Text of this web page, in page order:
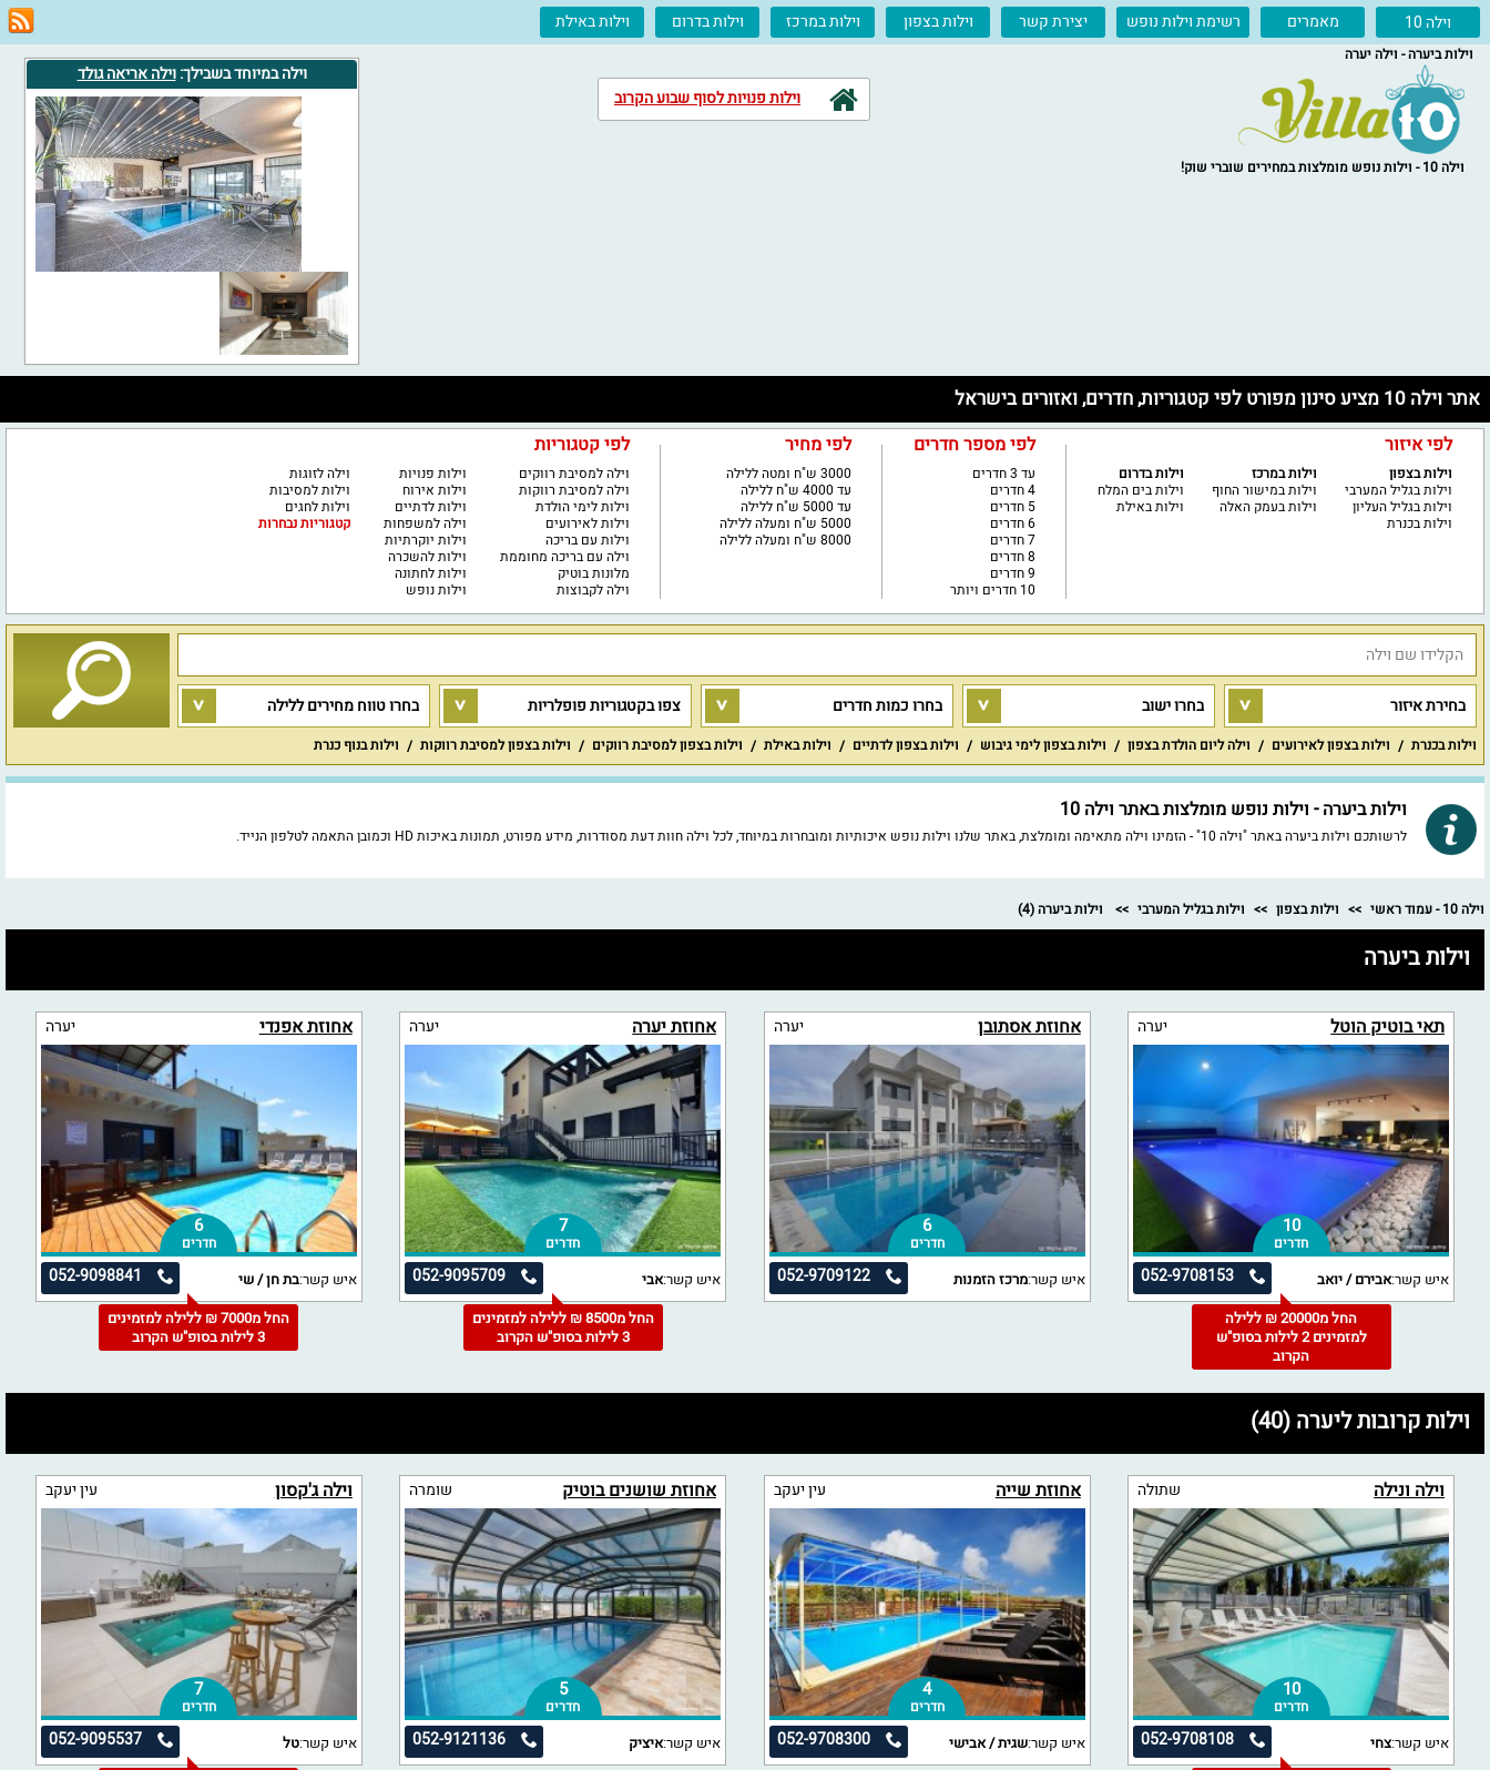
וילה 10 מאמרים רשימת וילות נופש יצירת קשר וילות בצפון וילות במרכז וילות בדרום וילות באילת
וילות ביערה - וילה יערה
וילות פנויות לסוף שבוע הקרוב
וילה במיוחד בשבילך:וילה אריאה גולד
וילה 10 - וילות נופש מומלצות במחירים שוברי שוק!
אתר וילה 10 מציע סינון מפורט לפי קטגוריות, חדרים, ואזורים בישראל
לפי איזור
וילות בצפון
וילות בגליל המערבי
וילות בגליל העליון
וילות בכנרת
וילות במרכז
וילות במישור החוף
וילות בעמק האלה
וילות בדרום
וילות בים המלח
וילות באילת
לפי מספר חדרים
עד 3 חדרים
4 חדרים
5 חדרים
6 חדרים
7 חדרים
8 חדרים
9 חדרים
10 חדרים ויותר
לפי מחיר
3000 ש"ח ומטה ללילה
עד 4000 ש"ח ללילה
עד 5000 ש"ח ללילה
5000 ש"ח ומעלה ללילה
8000 ש"ח ומעלה ללילה
לפי קטגוריות
וילה למסיבת רווקים
וילה למסיבת רווקות
וילות לימי הולדת
וילות לאירועים
וילות עם בריכה
וילה עם בריכה מחוממת
מלונות בוטיק
וילה לקבוצות
וילות פנויות
וילות אירוח
וילות לדתיים
וילה למשפחות
וילות יוקרתיות
וילות להשכרה
וילות לחתונה
וילות נופש
וילה לזוגות
וילות למסיבות
וילות לחגים
קטגוריות נבחרות
בחירת איזור בחרו ישוב בחרו כמות חדרים צפו בקטגוריות פופלריות בחרו טווח מחירים ללילה
וילות בכנרת וילות בצפון לאירועים וילה ליום הולדת בצפון וילות בצפון לימי גיבוש וילות בצפון לדתיים וילות באילת וילות בצפון למסיבת רווקים וילות בצפון למסיבת רווקות וילות בנוף כנרת
וילות ביערה - וילות נופש מומלצות באתר וילה 10
לרשותכם וילות ביערה באתר "וילה 10" - הזמינו וילה מתאימה ומומלצת, באתר שלנו וילות נופש איכותיות ומובחרות במיוחד, לכל וילה חוות דעת מסודרות, מידע מפורט, תמונות באיכות HD וכמובן התאמה לטלפון הנייד.
וילה 10 - עמוד ראשי וילות בצפון וילות בגליל המערבי וילות ביערה(4)
וילות ביערה
תאי בוטיק הוטל יערה
10
חדרים
052-9708153 איש קשר:אבירם / יואב
החל מ20000 ₪ ללילה
למזמינים 2 לילות בסופ"ש
הקרוב
אחוזת אסתובן יערה
6
חדרים
052-9709122 איש קשר:מרכז הזמנות
אחוזת יערה יערה
7
חדרים
052-9095709 איש קשר:אבי
החל מ8500 ₪ ללילה למזמינים
3 לילות בסופ"ש הקרוב
אחוזת אפנדי יערה
6
חדרים
052-9098841 איש קשר:בת חן / שי
החל מ7000 ₪ ללילה למזמינים
3 לילות בסופ"ש הקרוב
וילות קרובות ליערה (40)
וילה ונילה שתולה
10
חדרים
052-9708108 איש קשר:צחי
אחוזת שייה עין יעקב
4
חדרים
052-9708300 איש קשר:שגית / אבישי
אחוזת שושנים בוטיק שומרה
5
חדרים
052-9121136 איש קשר:איציק
וילה ג'קסון עין יעקב
7
חדרים
052-9095537 איש קשר:טל